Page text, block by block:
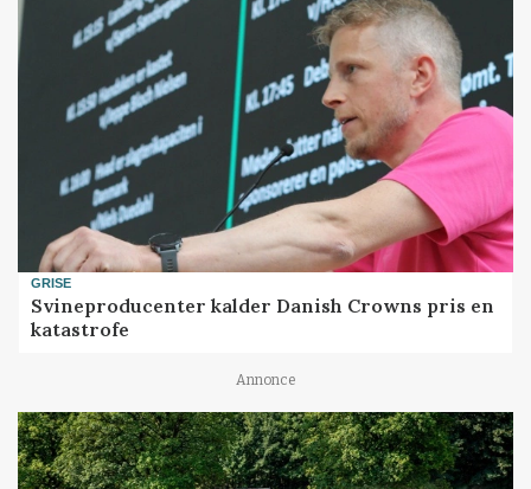
GRISE
Svineproducenter kalder Danish Crowns pris en
katastrofe
Annonce